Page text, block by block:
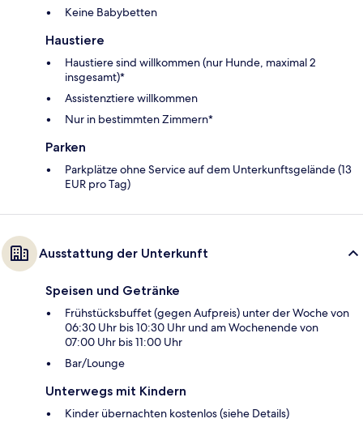
Keine Babybetten
Haustiere
Haustiere sind willkommen (nur Hunde, maximal 2
insgesamt)*
Assistenztiere willkommen
Nur in bestimmten Zimmern*
Parken
Parkplätze ohne Service auf dem Unterkunftsgelände (13
EUR pro Tag)
Ausstattung der Unterkunft
Speisen und Getränke
Frühstücksbuffet (gegen Aufpreis) unter der Woche von
06:30 Uhr bis 10:30 Uhr und am Wochenende von
07:00 Uhr bis 11:00 Uhr
Bar/Lounge
Unterwegs mit Kindern
Kinder übernachten kostenlos (siehe Details)